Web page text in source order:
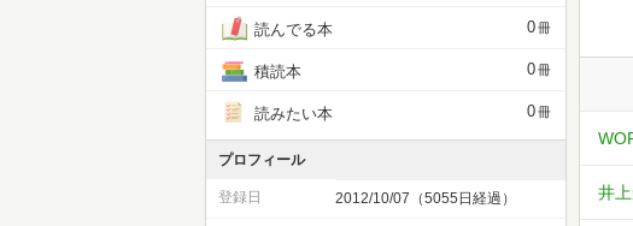
読んでる本 0冊
積読本 0冊
読みたい本 0冊
プロフィール
登録日 2012/10/07（5055日経過） 井